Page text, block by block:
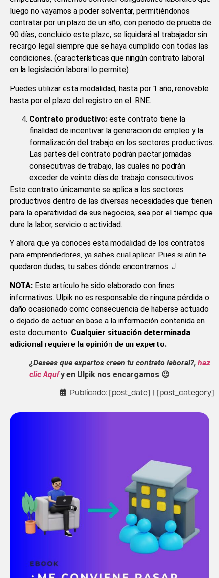
luego no vayamos a poder solventar, permitiéndonos
contratar por un plazo de un año, con periodo de prueba de
90 días, concluido este plazo, se liquidará al trabajador sin
recargo legal siempre que se haya cumplido con todas las
condiciones. (características que ningún contrato laboral
en la legislación laboral lo permite)
Puedes utilizar esta modalidad, hasta por 1 año, renovable
hasta por el plazo del registro en el RNE.
Contrato productivo: este contrato tiene la
finalidad de incentivar la generación de empleo y la
formalización del trabajo en los sectores productivos.
Las partes del contrato podrán pactar jornadas
consecutivas de trabajo, las cuales no podrán
exceder de veinte días de trabajo consecutivos.
Este contrato únicamente se aplica a los sectores
productivos dentro de las diversas necesidades que tienen
para la operatividad de sus negocios, sea por el tiempo que
dure la labor, servicio o actividad.
Y ahora que ya conoces esta modalidad de los contratos
para emprendedores, ya sabes cual aplicar. Pues si aún te
quedaron dudas, tu sabes dónde encontrarnos. J
NOTA: Este artículo ha sido elaborado con fines
informativos. Ulpik no es responsable de ninguna pérdida o
daño ocasionado como consecuencia de haberse actuado
o dejado de actuar en base a la información contenida en
este documento. Cualquier situación determinada
adicional requiere la opinión de un experto.
¿Deseas que expertos creen tu contrato laboral?, haz
clic Aquí y en Ulpik nos encargamos 😉
Publicado: [post_date] | [post_category]